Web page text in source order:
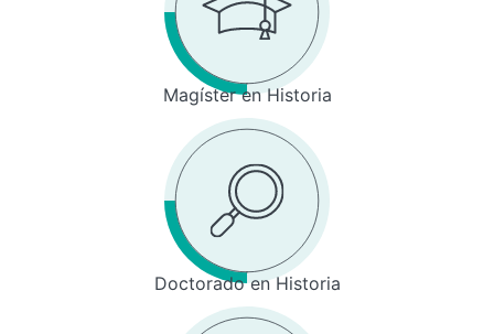
Magíster en Historia
Doctorado en Historia